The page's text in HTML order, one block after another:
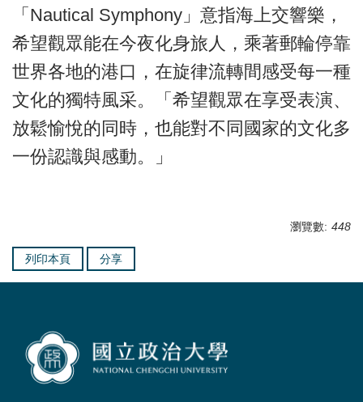
「Nautical Symphony」意指海上交響樂，
希望觀眾能在今夜化身旅人，乘著郵輪停靠
世界各地的港口，在旋律流轉間感受每一種
文化的獨特風采。「希望觀眾在享受表演、
放鬆愉悅的同時，也能對不同國家的文化多
一份認識與感動。」
瀏覽數: 448
列印本頁 分享